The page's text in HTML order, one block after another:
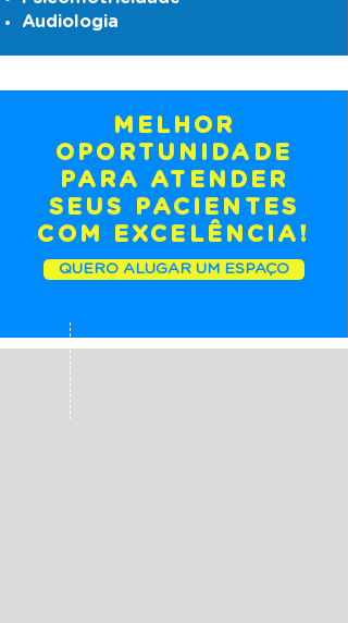
Audiologia
MELHOR
OPORTUNIDADE
PARA ATENDER
SEUS PACIENTES
COM EXCELÊNCIA!
QUERO ALUGAR UM ESPAÇO